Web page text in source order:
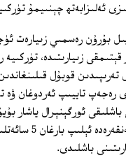
ئەلىزابەتھ چېنىيمۇ
ئاخىرقى قېتىم 6 يىل بۇرۇن رەسمىي
زىيارىتىدە، تۈركىيە
قوبۇل
رەجەپ تاييىپ ئەردوغان ۋە
ئورگېنېرال ياشار
كۆرۈشكەندىن كېيىن
باشلىدى.